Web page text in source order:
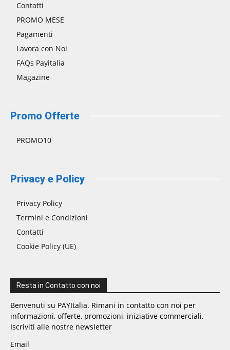
Contatti
PROMO MESE
Pagamenti
Lavora con Noi
FAQs Payitalia
Magazine
Promo Offerte
PROMO10
Privacy e Policy
Privacy Policy
Termini e Condizioni
Contatti
Cookie Policy (UE)
Resta in Contatto con noi
Benvenuti su PAYItalia. Rimani in contatto con noi per
informazioni, offerte, promozioni, iniziative commerciali.
Iscriviti alle nostre newsletter
Email